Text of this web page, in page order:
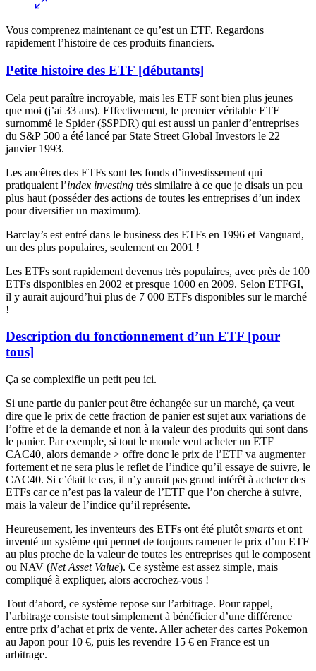
Vous comprenez maintenant ce qu’est un ETF. Regardons
rapidement l’histoire de ces produits financiers.
Petite histoire des ETF [débutants]
Cela peut paraître incroyable, mais les ETF sont bien plus jeunes
que moi (j’ai 33 ans). Effectivement, le premier véritable ETF
surnommé le Spider ($SPDR) qui est aussi un panier d’entreprises
du S&P 500 a été lancé par State Street Global Investors le 22
janvier 1993.
Les ancêtres des ETFs sont les fonds d’investissement qui
pratiquaient l’index investing très similaire à ce que je disais un peu
plus haut (posséder des actions de toutes les entreprises d’un index
pour diversifier un maximum).
Barclay’s est entré dans le business des ETFs en 1996 et Vanguard,
un des plus populaires, seulement en 2001 !
Les ETFs sont rapidement devenus très populaires, avec près de 100
ETFs disponibles en 2002 et presque 1000 en 2009. Selon ETFGI,
il y aurait aujourd’hui plus de 7 000 ETFs disponibles sur le marché
!
Description du fonctionnement d’un ETF [pour
tous]
Ça se complexifie un petit peu ici.
Si une partie du panier peut être échangée sur un marché, ça veut
dire que le prix de cette fraction de panier est sujet aux variations de
l’offre et de la demande et non à la valeur des produits qui sont dans
le panier. Par exemple, si tout le monde veut acheter un ETF
CAC40, alors demande > offre donc le prix de l’ETF va augmenter
fortement et ne sera plus le reflet de l’indice qu’il essaye de suivre, le
CAC40. Si c’était le cas, il n’y aurait pas grand intérêt à acheter des
ETFs car ce n’est pas la valeur de l’ETF que l’on cherche à suivre,
mais la valeur de l’indice qu’il représente.
Heureusement, les inventeurs des ETFs ont été plutôt smarts et ont
inventé un système qui permet de toujours ramener le prix d’un ETF
au plus proche de la valeur de toutes les entreprises qui le composent
ou NAV (Net Asset Value). Ce système est assez simple, mais
compliqué à expliquer, alors accrochez-vous !
Tout d’abord, ce système repose sur l’arbitrage. Pour rappel,
l’arbitrage consiste tout simplement à bénéficier d’une différence
entre prix d’achat et prix de vente. Aller acheter des cartes Pokemon
au Japon pour 10 €, puis les revendre 15 € en France est un
arbitrage.